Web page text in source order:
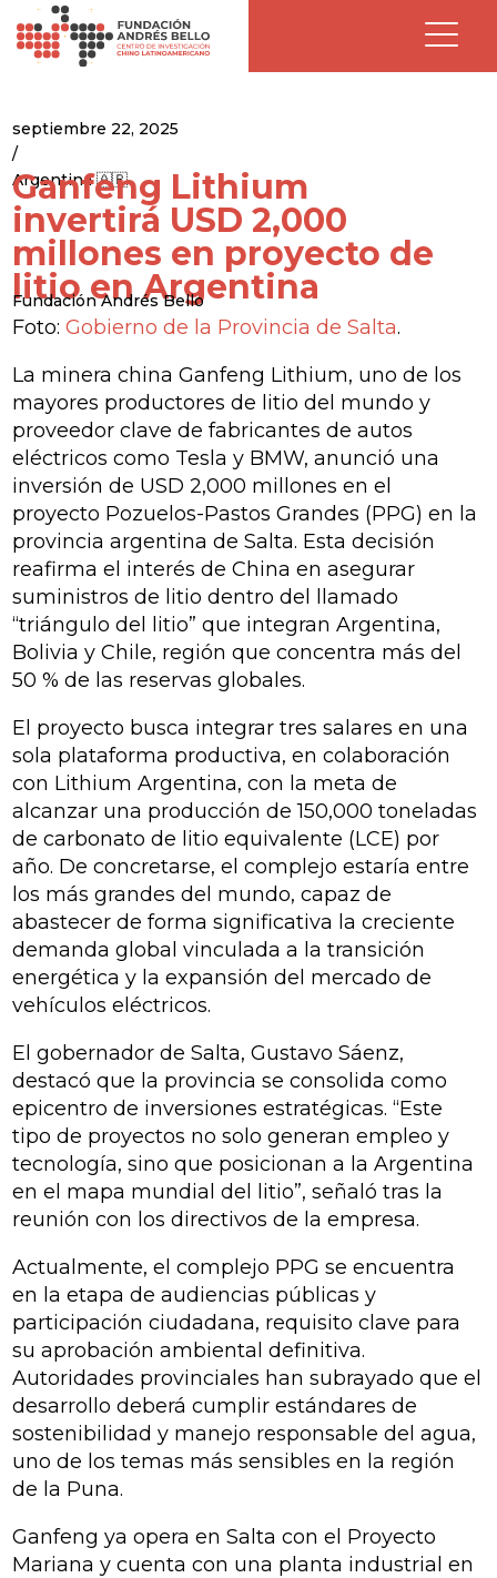
septiembre 22, 2025
/
Argentina 🇦🇷
Ganfeng Lithium
invertirá USD 2,000
millones en proyecto de
litio en Argentina
Fundación Andrés Bello
Foto:Gobierno de la Provincia de Salta.
La minera china Ganfeng Lithium, uno de los
mayores productores de litio del mundo y
proveedor clave de fabricantes de autos
eléctricos como Tesla y BMW, anunció una
inversión de USD 2,000 millones en el
proyecto Pozuelos-Pastos Grandes (PPG) en la
provincia argentina de Salta. Esta decisión
reafirma el interés de China en asegurar
suministros de litio dentro del llamado
“triángulo del litio” que integran Argentina,
Bolivia y Chile, región que concentra más del
50 % de las reservas globales.
El proyecto busca integrar tres salares en una
sola plataforma productiva, en colaboración
con Lithium Argentina, con la meta de
alcanzar una producción de 150,000 toneladas
de carbonato de litio equivalente (LCE) por
año. De concretarse, el complejo estaría entre
los más grandes del mundo, capaz de
abastecer de forma significativa la creciente
demanda global vinculada a la transición
energética y la expansión del mercado de
vehículos eléctricos.
El gobernador de Salta, Gustavo Sáenz,
destacó que la provincia se consolida como
epicentro de inversiones estratégicas. “Este
tipo de proyectos no solo generan empleo y
tecnología, sino que posicionan a la Argentina
en el mapa mundial del litio”, señaló tras la
reunión con los directivos de la empresa.
Actualmente, el complejo PPG se encuentra
en la etapa de audiencias públicas y
participación ciudadana, requisito clave para
su aprobación ambiental definitiva.
Autoridades provinciales han subrayado que el
desarrollo deberá cumplir estándares de
sostenibilidad y manejo responsable del agua,
uno de los temas más sensibles en la región
de la Puna.
Ganfeng ya opera en Salta con el Proyecto
Mariana y cuenta con una planta industrial en